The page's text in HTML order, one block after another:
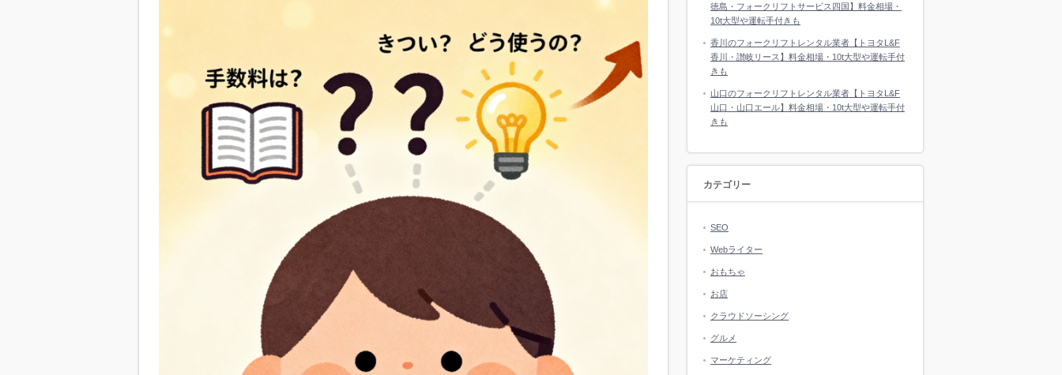
徳島・フォークリフトサービス四国】料金相場・
10t大型や運転手付きも
香川のフォークリフトレンタル業者【トヨタL&F
香川・讃岐リース】料金相場・10t大型や運転手付
きも
山口のフォークリフトレンタル業者【トヨタL&F
山口・山口エール】料金相場・10t大型や運転手付
きも
カテゴリー
SEO
Webライター
おもちゃ
お店
クラウドソーシング
グルメ
マーケティング